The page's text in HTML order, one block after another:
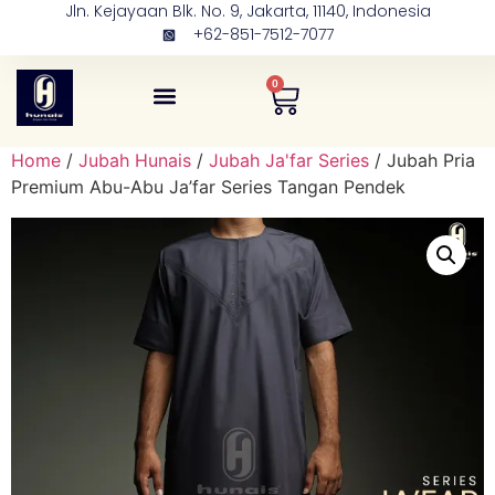
Jln. Kejayaan Blk. No. 9, Jakarta, 11140, Indonesia
+62-851-7512-7077
0
Home / Jubah Hunais / Jubah Ja'far Series / Jubah Pria
Premium Abu-Abu Ja’far Series Tangan Pendek